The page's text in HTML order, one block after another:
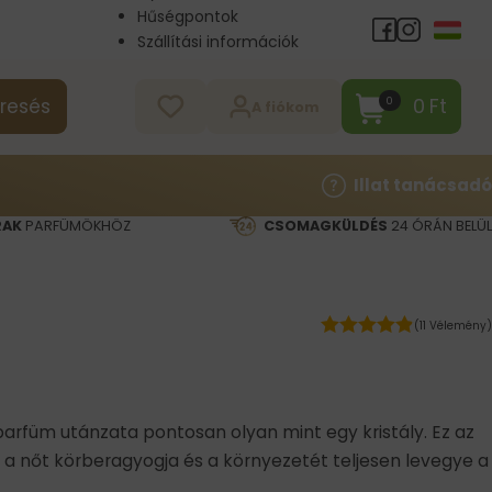
Hűségpontok
Szállítási információk
0 0 Ft
Illat tanácsadó
PARFÜMÖKHÖZ CSOMAGKÜLDÉS 24 ÓRÁN BELÜL
(11 Vélemény)
utánzata pontosan olyan mint egy kristály. Ez az
nőt körberagyogja és a környezetét teljesen levegye a